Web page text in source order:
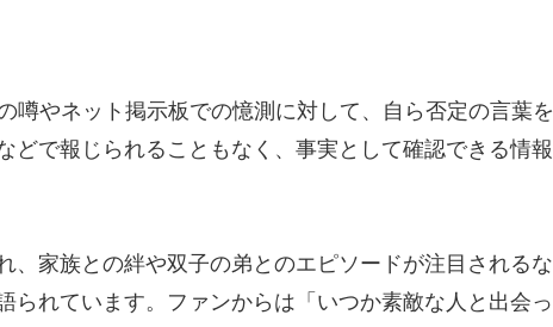
噂やネット掲示板での憶測に対して、自ら否定の言葉を
どで報じられることもなく、事実として確認できる情報
、家族との絆や双子の弟とのエピソードが注目されるな
られています。ファンからは「いつか素敵な人と出会っ